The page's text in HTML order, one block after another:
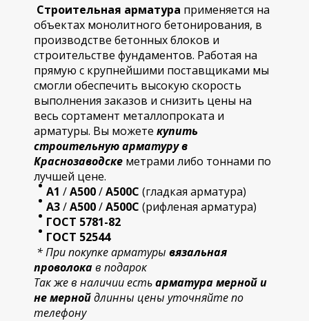
Строительная арматура применяется на
объектах монолитного бетонирования, в
производстве бетонных блоков и
строительстве фундаментов. Работая на
прямую с крупнейшими поставщиками мы
смогли обеспечить высокую скорость
выполнения заказов и снизить цены на
весь сортамент металлопроката и
арматуры. Вы можете купить
строительнуюарматуру в
Краснозаводске метрами либо тоннами по
лучшей цене.
А1 /А500/А500С (гладкая арматура)
А3/А500/А500С (рифленая арматура)
ГОСТ 5781-82
ГОСТ 52544
* При покупке арматуры вязальная
проволокав подарок
Так же в наличии естьарматура мерной и
не мернойдлинны цены уточняйте по
телефону